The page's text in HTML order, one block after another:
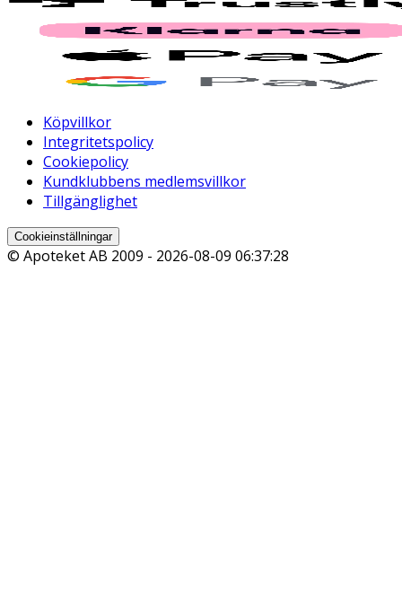
Köpvillkor
Integritetspolicy
Cookiepolicy
Kundklubbens medlemsvillkor
Tillgänglighet
Cookieinställningar
© Apoteket AB 2009 - 2026-08-09 06:37:28